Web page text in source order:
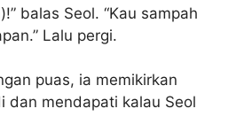
balas Seol. “Kau sampah
Lalu pergi.
puas, ia memikirkan
dan mendapati kalau Seol